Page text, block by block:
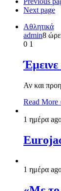
Next page
Αθλητικά
admin8
0 1
Αν και
Read More
1 ημέρα
1 ημέρα